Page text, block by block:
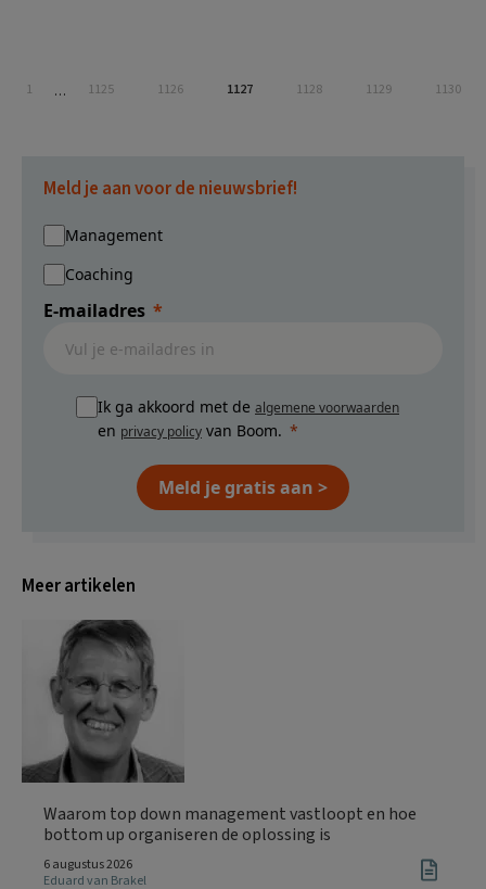
Pagina
1
Interim
… Pagina
1125 Pagina
1126 Pagina
1127 Pagina
1128 Pagina
1129 Pagina
1130
Meld je aan voor de nieuwsbrief!
Management
Coaching
E-mailadres
Ik ga akkoord met de algemene voorwaarden
en privacy policy van Boom.
Meld je gratis aan >
Meer artikelen
Waarom top down management vastloopt en hoe
bottom up organiseren de oplossing is
6 augustus 2026
Eduard van Brakel